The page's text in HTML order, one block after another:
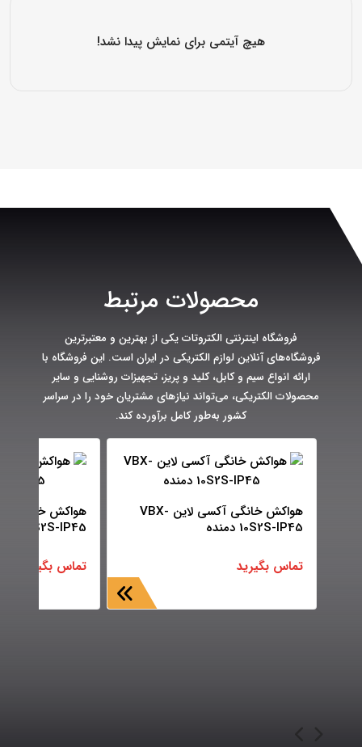
هیچ آیتمی برای نمایش پیدا نشد!
محصولات مرتبط
فروشگاه اینترنتی الکتروتات یکی از بهترین و معتبرترین
فروشگاه‌های آنلاین لوازم الکتریکی در ایران است. این فروشگاه با
ارائه انواع سیم و کابل، کلید و پریز، تجهیزات روشنایی و سایر
محصولات الکتریکی، می‌تواند نیازهای مشتریان خود را در سراسر
کشور به‌طور کامل برآورده کند.
هواکش خانگی آکسی لاین VBX-
10S2S-IP45 دمنده
تماس بگیرید
15S2S-IP45 دمنده
تماس بگیرید